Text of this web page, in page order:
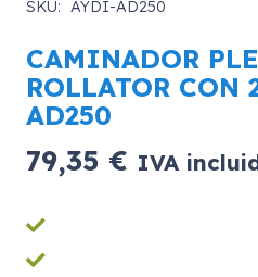
SKU: AYDI-AD250
CAMINADOR
ROLLATOR CON
AD250
79,35 € IVA